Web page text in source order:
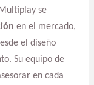
se
en el mercado,
el diseño
Su equipo de
en cada